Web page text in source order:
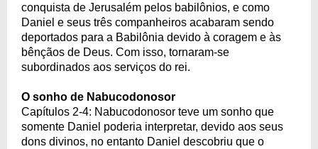
conquista de Jerusalém pelos babilônios, e como
Daniel e seus três companheiros acabaram sendo
deportados para a Babilônia devido à coragem e às
bênçãos de Deus. Com isso, tornaram-se
subordinados aos serviços do rei.
O sonho de Nabucodonosor
Capítulos 2-4: Nabucodonosor teve um sonho que
somente Daniel poderia interpretar, devido aos seus
dons divinos, no entanto Daniel descobriu que o